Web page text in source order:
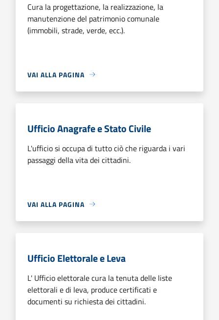
Cura la progettazione, la realizzazione, la
manutenzione del patrimonio comunale
(immobili, strade, verde, ecc.).
VAI ALLA PAGINA
Ufficio Anagrafe e Stato Civile
L'ufficio si occupa di tutto ciò che riguarda i vari
passaggi della vita dei cittadini.
VAI ALLA PAGINA
Ufficio Elettorale e Leva
L' Ufficio elettorale cura la tenuta delle liste
elettorali e di leva, produce certificati e
documenti su richiesta dei cittadini.